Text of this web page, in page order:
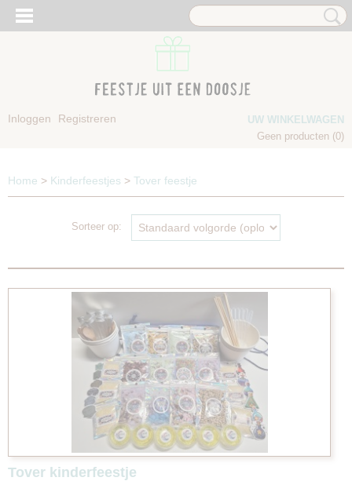
Inloggen Registreren
UW WINKELWAGEN
Geen producten (0)
Home > Kinderfeestjes > Tover feestje
Sorteer op:
Tover kinderfeestje